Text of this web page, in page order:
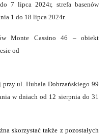
7 lipca 2024r, strefa basenów
1 do 18 lipca 2024r.
Monte Cassino 46 – obiekt
od
ul. Hubala Dobrzańskiego 99
w dniach od 12 sierpnia do 31
skorzystać także z pozostałych